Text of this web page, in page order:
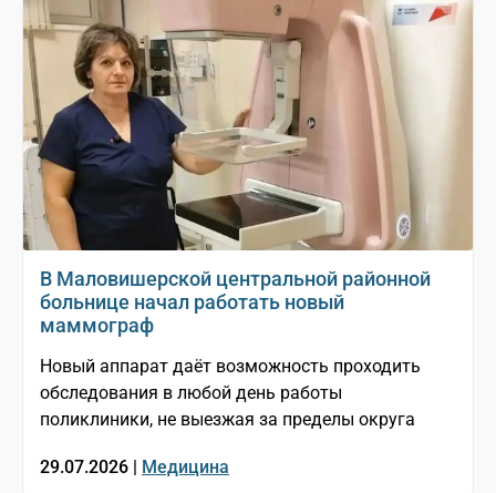
В Маловишерской центральной районной
больнице начал работать новый
маммограф
Новый аппарат даёт возможность проходить
обследования в любой день работы
поликлиники, не выезжая за пределы округа
29.07.2026 | Медицина